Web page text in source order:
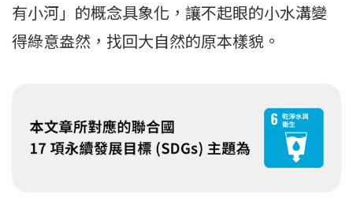
有小河」的概念具象化，讓不起眼的小水溝變
得綠意盎然，找回大自然的原本樣貌。